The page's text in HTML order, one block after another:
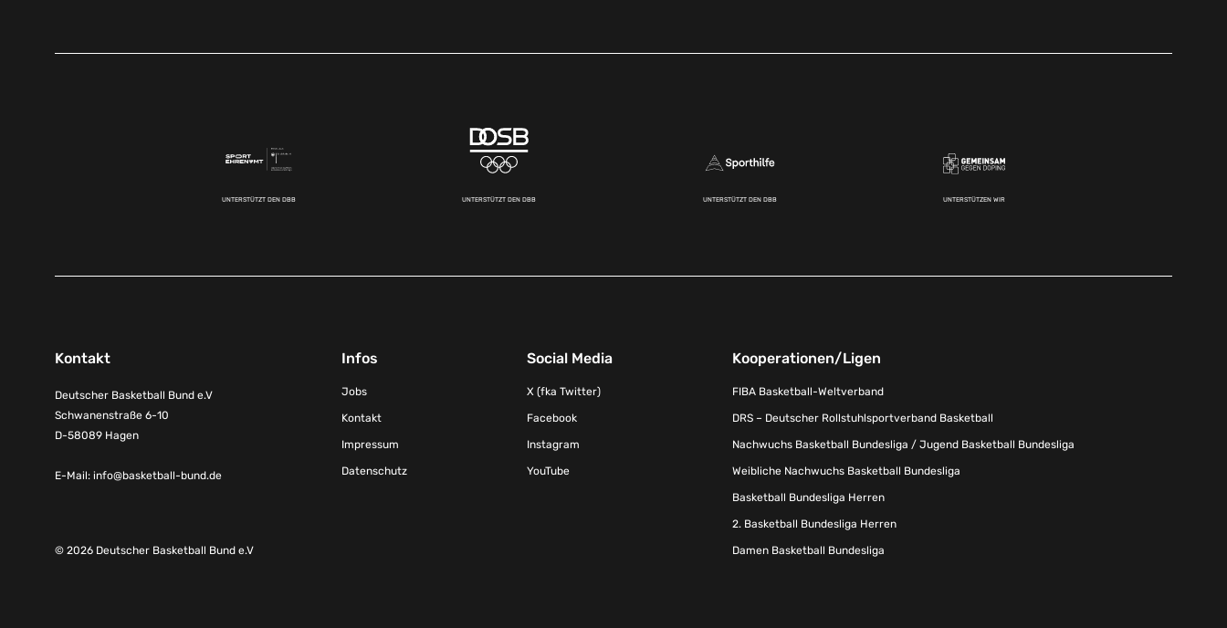
UNTERSTÜTZT DEN DBB UNTERSTÜTZT DEN DBB UNTERSTÜTZT DEN DBB UNTERSTÜTZEN WIR
Kontakt
Deutscher Basketball Bund e.V
Schwanenstraße 6-10
D-58089 Hagen
E-Mail: info@basketball-bund.de
Infos
Jobs
Kontakt
Impressum
Datenschutz
Social Media
X (fka Twitter)
Facebook
Instagram
YouTube
Kooperationen/Ligen
FIBA Basketball-Weltverband
DRS – Deutscher Rollstuhlsportverband Basketball
Nachwuchs Basketball Bundesliga / Jugend Basketball Bundesliga
Weibliche Nachwuchs Basketball Bundesliga
Basketball Bundesliga Herren
2. Basketball Bundesliga Herren
Damen Basketball Bundesliga
© 2026 Deutscher Basketball Bund e.V